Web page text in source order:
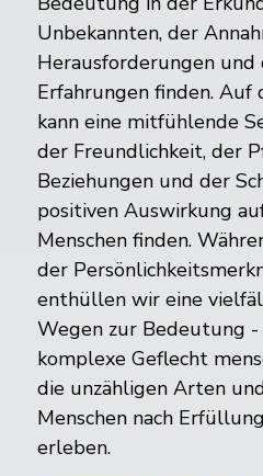
Unbekannten, der
Herausforderungen und
Erfahrungen finden. Auf
kann eine mitfühlende
der Freundlichkeit, der
Beziehungen und der
positiven Auswirkung
Menschen finden.
der
enthüllen wir eine
Wegen zur Bedeutung -
komplexe Geflecht
die unzähligen Arten
Menschen nach
erleben.